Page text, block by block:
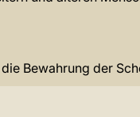
Bewahrung der